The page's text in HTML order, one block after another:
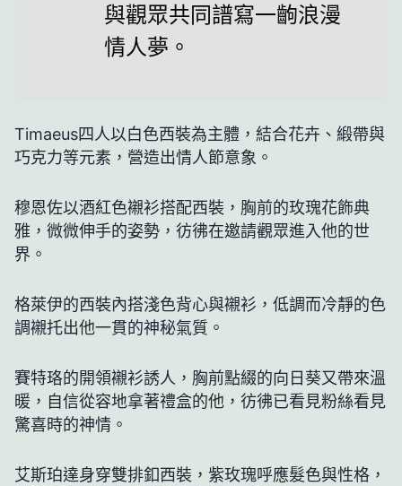
與觀眾共同譜寫一齣浪漫
情人夢。
Timaeus四人以白色西裝為主體，結合花卉、緞帶與
巧克力等元素，營造出情人節意象。
穆恩佐以酒紅色襯衫搭配西裝，胸前的玫瑰花飾典
雅，微微伸手的姿勢，彷彿在邀請觀眾進入他的世
界。
格萊伊的西裝內搭淺色背心與襯衫，低調而冷靜的色
調襯托出他一貫的神秘氣質。
賽特珞的開領襯衫誘人，胸前點綴的向日葵又帶來溫
暖，自信從容地拿著禮盒的他，彷彿已看見粉絲看見
驚喜時的神情。
艾斯珀達身穿雙排釦西裝，紫玫瑰呼應髮色與性格，